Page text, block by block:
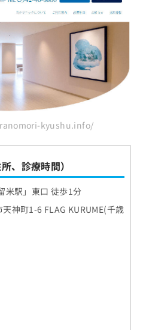
kyushu.info/
、診療時間）
米駅」東口 徒歩1分
神町1-6 FLAG KURUME(千歳